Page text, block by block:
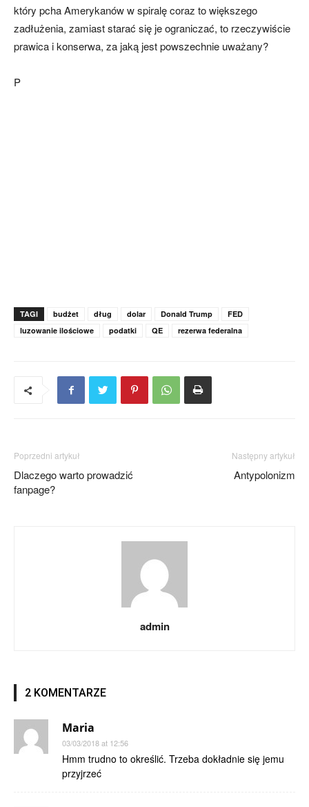
który pcha Amerykanów w spiralę coraz to większego
zadłużenia, zamiast starać się je ograniczać, to rzeczywiście
prawica i konserwa, za jaką jest powszechnie uważany?
P
TAGI budżet dług dolar Donald Trump
FED
luzowanie ilościowe
podatki QE rezerwa federalna
Poprzedni artykuł
Dlaczego warto prowadzić
fanpage?
Następny artykuł
Antypolonizm
admin
2 KOMENTARZE
Maria
03/03/2018 at 12:56
Hmm trudno to określić. Trzeba dokładnie się jemu
przyjrzeć